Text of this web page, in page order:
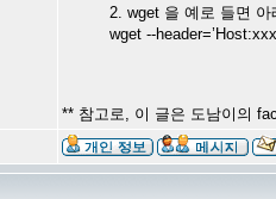
2. wget 을 예로 들면 아
wget --
** 참고로, 이 글은 도남이의